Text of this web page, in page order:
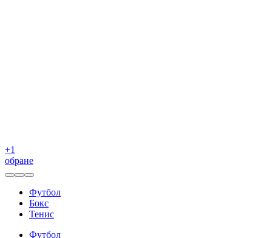
+1
обране
Футбол
Бокс
Тенис
Футбол